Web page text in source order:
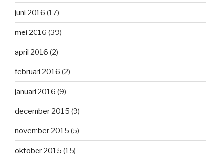
juni 2016 (17)
mei 2016 (39)
april 2016 (2)
februari 2016 (2)
januari 2016 (9)
december 2015 (9)
november 2015 (5)
oktober 2015 (15)